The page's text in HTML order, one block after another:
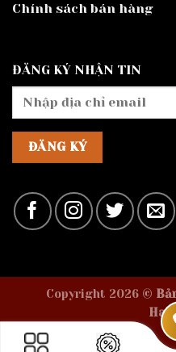
Chính sách bán hàng
ĐĂNG KÝ NHẬN TIN
Copyright 2026 ©